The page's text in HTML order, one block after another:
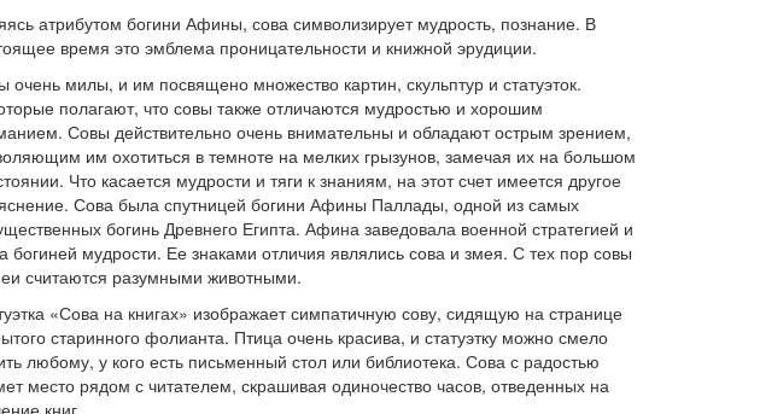
атрибутом богини Афины, сова символизирует мудрость, познание. В
время это эмблема проницательности и книжной эрудиции.
очень милы, и им посвящено множество картин, скульптур и статуэток.
полагают, что совы также отличаются мудростью и хорошим
Совы действительно очень внимательны и обладают острым зрением,
им охотиться в темноте на мелких грызунов, замечая их на большом
Что касается мудрости и тяги к знаниям, на этот счет имеется другое
Сова была спутницей богини Афины Паллады, одной из самых
богинь Древнего Египта. Афина заведовала военной стратегией и
богиней мудрости. Ее знаками отличия являлись сова и змея. С тех пор совы
считаются разумными животными.
«Сова на книгах» изображает симпатичную сову, сидящую на странице
старинного фолианта. Птица очень красива, и статуэтку можно смело
любому, у кого есть письменный стол или библиотека. Сова с радостью
место рядом с читателем, скрашивая одиночество часов, отведенных на
книг.